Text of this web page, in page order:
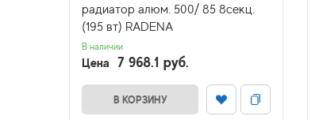
радиатор алюм. 500/ 85 8секц.
(195 вт) RADENA
В наличии
Цена 7 968.1 руб.
В КОРЗИНУ